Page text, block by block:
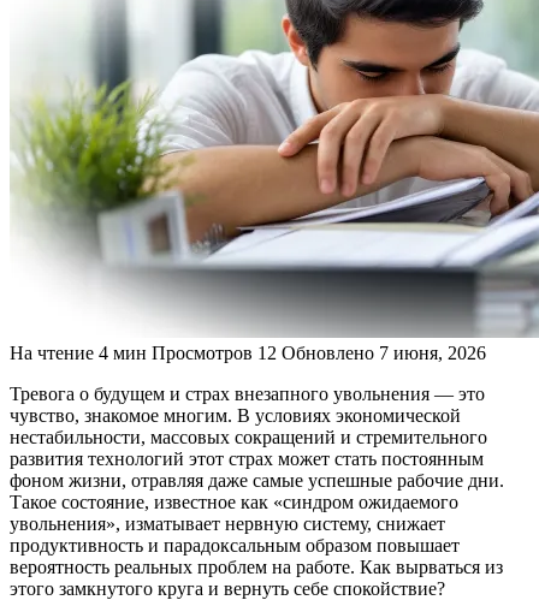
На чтение 4 мин Просмотров 12 Обновлено 7 июня, 2026
Тревога о будущем и страх внезапного увольнения — это
чувство, знакомое многим. В условиях экономической
нестабильности, массовых сокращений и стремительного
развития технологий этот страх может стать постоянным
фоном жизни, отравляя даже самые успешные рабочие дни.
Такое состояние, известное как «синдром ожидаемого
увольнения», изматывает нервную систему, снижает
продуктивность и парадоксальным образом повышает
вероятность реальных проблем на работе. Как вырваться из
этого замкнутого круга и вернуть себе спокойствие?